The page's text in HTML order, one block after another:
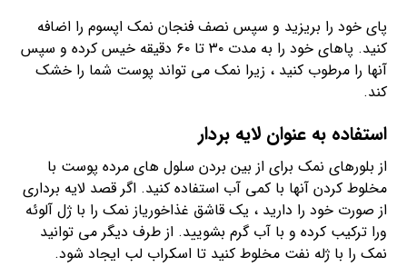
پای خود را بریزید و سپس نصف فنجان نمک اپسوم را اضافه
کنید. پاهای خود را به مدت ۳۰ تا ۶۰ دقیقه خیس کرده و سپس
آنها را مرطوب کنید ، زیرا نمک می تواند پوست شما را خشک
کند.
استفاده به عنوان لایه بردار
از بلورهای نمک برای از بین بردن سلول های مرده پوست با
مخلوط کردن آنها با کمی آب استفاده کنید. اگر قصد لایه برداری
از صورت خود را دارید ، یک قاشق غذاخوریاز نمک را با ژل آلوئه
ورا ترکیب کرده و با آب گرم بشویید. از طرف دیگر می توانید
نمک را با ژله نفت مخلوط کنید تا اسکراب لب ایجاد شود.